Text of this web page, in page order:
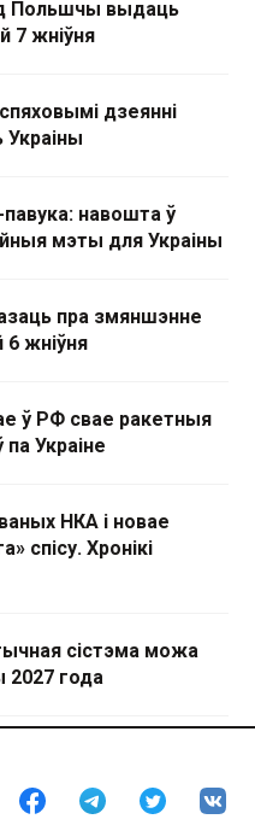
Польшчы выдаць
7 жніўня
дзеянні
Украіны
навошта ў
мэты для Украіны
пра змяншэнне
6 жніўня
ў РФ свае ракетныя
Украіне
НКА і новае
спісу. Хронікі
сістэма можа
2027 года
паведамілі пра